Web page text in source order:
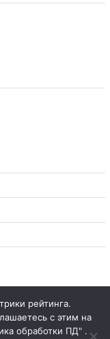
СОБСТВЕННОСТЬ И
рейтинга.
с этим на
обработки ПД" .